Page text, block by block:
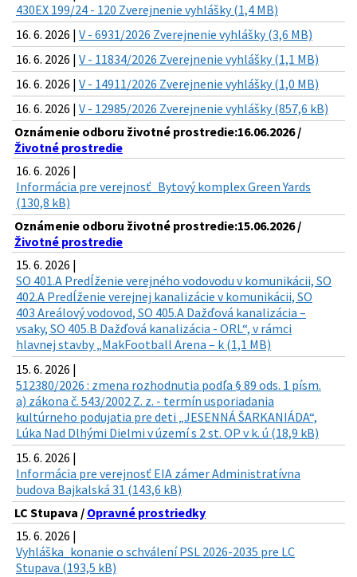
430EX 199/24 - 120 Zverejnenie vyhlášky (1,4 MB)
16. 6. 2026 | V - 6931/2026 Zverejnenie vyhlášky (3,6 MB)
16. 6. 2026 | V - 11834/2026 Zverejnenie vyhlášky (1,1 MB)
16. 6. 2026 | V - 14911/2026 Zverejnenie vyhlášky (1,0 MB)
16. 6. 2026 | V - 12985/2026 Zverejnenie vyhlášky (857,6 kB)
Oznámenie odboru životné prostredie:16.06.2026 /
Životné prostredie
16. 6. 2026 |
Informácia pre verejnosť_Bytový komplex Green Yards
(130,8 kB)
Oznámenie odboru životné prostredie:15.06.2026 /
Životné prostredie
15. 6. 2026 |
SO 401.A Predĺženie verejného vodovodu v komunikácii, SO
402.A Predĺženie verejnej kanalizácie v komunikácii, SO
403 Areálový vodovod, SO 405.A Dažďová kanalizácia –
vsaky, SO 405.B Dažďová kanalizácia - ORL“, v rámci
hlavnej stavby „MakFootball Arena – k (1,1 MB)
15. 6. 2026 |
512380/2026 : zmena rozhodnutia podľa § 89 ods. 1 písm.
a) zákona č. 543/2002 Z. z. - termín usporiadania
kultúrneho podujatia pre deti „JESENNÁ ŠARKANIÁDA“,
Lúka Nad Dlhými Dielmi v území s 2 st. OP v k. ú (18,9 kB)
15. 6. 2026 |
Informácia pre verejnosť EIA zámer Administratívna
budova Bajkalská 31 (143,6 kB)
LC Stupava / Opravné prostriedky
15. 6. 2026 |
Vyhláška_konanie o schválení PSL 2026-2035 pre LC
Stupava (193,5 kB)